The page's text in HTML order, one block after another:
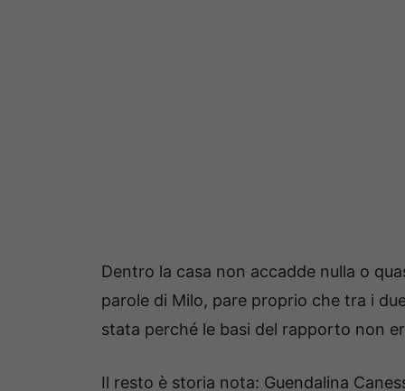
Dentro la casa non accadde nulla o
parole di Milo, pare proprio che tra i
stata perché le basi del rapporto non
Il resto è storia nota: Guendalina